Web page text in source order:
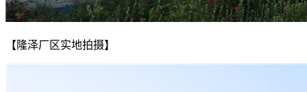
【隆泽厂区实地拍摄】